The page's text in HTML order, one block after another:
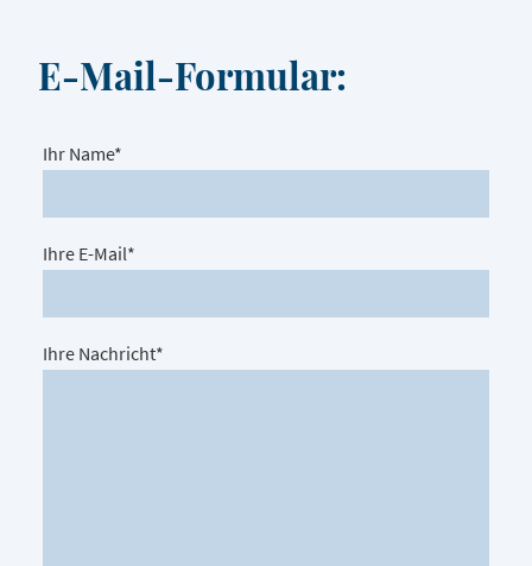
E-Mail-Formular:
Ihr Name*
Ihre E-Mail*
Ihre Nachricht*